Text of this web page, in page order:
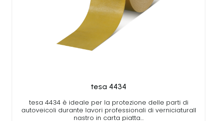
tesa 4434
tesa 4434 è ideale per la protezione delle parti di
autoveicoli durante lavori professionali di verniciaturaIl
nastro in carta piatta…